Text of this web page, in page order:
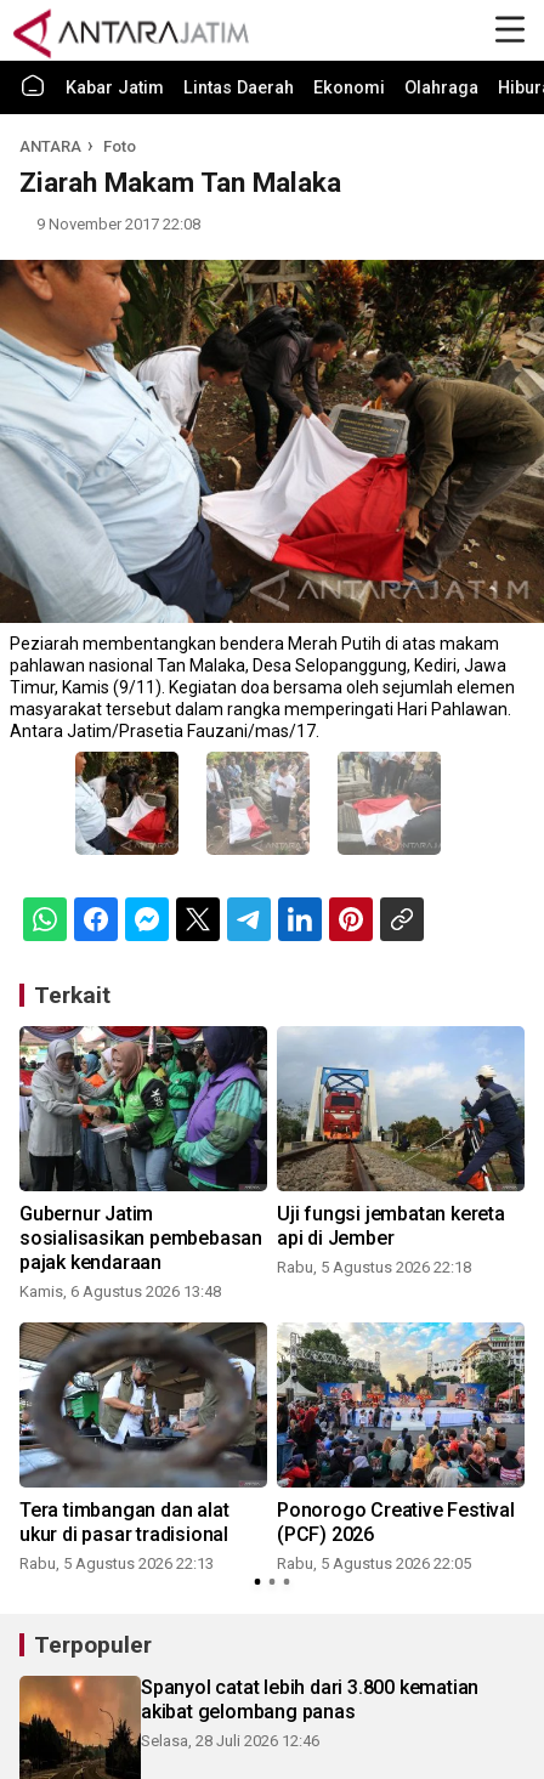
Kabar Jatim Lintas Daerah Ekonomi Olahraga
ANTARA Foto
Ziarah Makam Tan Malaka
9 November 2017 22:08
Peziarah membentangkan bendera Merah Putih di atas makam
pahlawan nasional Tan Malaka, Desa Selopanggung, Kediri, Jawa
Timur, Kamis (9/11). Kegiatan doa bersama oleh sejumlah elemen
masyarakat tersebut dalam rangka memperingati Hari Pahlawan.
Antara Jatim/Prasetia Fauzani/mas/17.
Terkait
Gubernur Jatim
sosialisasikan pembebasan
pajak kendaraan
Kamis, 6 Agustus 2026 13:48
Uji fungsi jembatan kereta
api di Jember
Rabu, 5 Agustus 2026 22:18
Tera timbangan dan alat
ukur di pasar tradisional
Rabu, 5 Agustus 2026 22:13
Ponorogo Creative Festival
(PCF) 2026
Rabu, 5 Agustus 2026 22:05
Terpopuler
Spanyol catat lebih dari 3.800 kematian
akibat gelombang panas
Selasa, 28 Juli 2026 12:46